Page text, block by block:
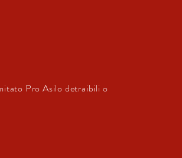
Pro Asilo detraibili o